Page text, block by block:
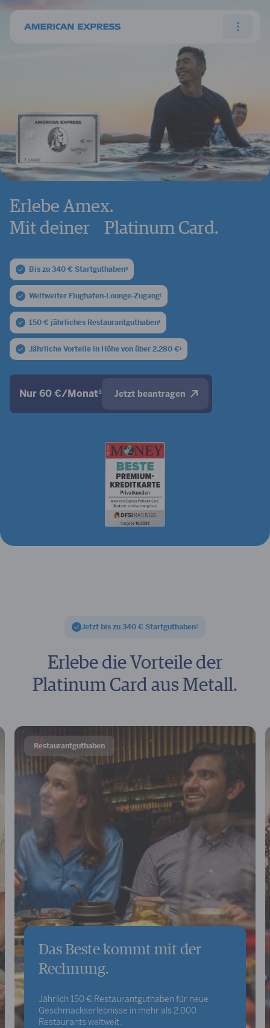
Erlebe Amex.
Mit deiner Platinum Card.
Bis zu 340 € Startguthaben3
Weltweiter Flughafen-Lounge-Zugang1
150 € jährliches Restaurantguthaben1
Jährliche Vorteile in Höhe von über 2.280 €1
Nur 60 €/Monat3 Jetzt beantragen
Jetzt bis zu 340 € Startguthaben3
Erlebe die Vorteile der
Platinum Card aus Metall.
Restaurantguthaben
Das Beste kommt mit der
Rechnung.
Jährlich 150 € Restaurantguthaben für neue
Geschmackserlebnisse in mehr als 2.000
Restaurants weltweit.